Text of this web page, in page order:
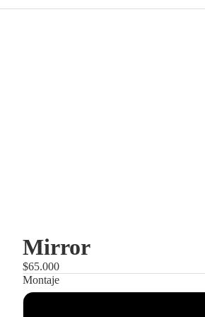
Mirror
$65.000
Montaje